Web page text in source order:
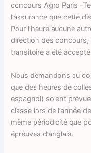
concours Agro Paris -
l’assurance que cette
Pour l’heure aucune
direction des concours,
transitoire a été accepté.
Nous demandons au
que des heures de
espagnol) soient
classe lors de l’année
même périodicité que
épreuves d’anglais.